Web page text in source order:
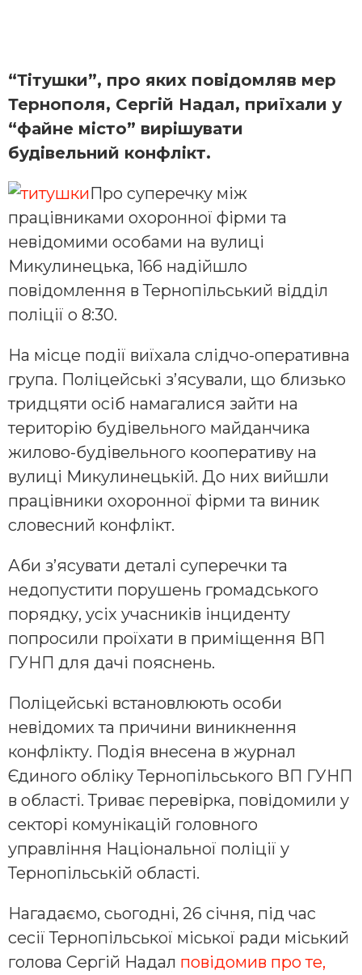
“Тітушки”, про яких повідомляв мер
Тернополя, Сергій Надал, приїхали у
“файне місто” вирішувати
будівельний конфлікт.
Про суперечку між
працівниками охоронної фірми та
невідомими особами на вулиці
Микулинецька, 166 надійшло
повідомлення в Тернопільський відділ
поліції о 8:30.
На місце події виїхала слідчо-оперативна
група. Поліцейські з’ясували, що близько
тридцяти осіб намагалися зайти на
територію будівельного майданчика
жилово-будівельного кооперативу на
вулиці Микулинецькій. До них вийшли
працівники охоронної фірми та виник
словесний конфлікт.
Аби з’ясувати деталі суперечки та
недопустити порушень громадського
порядку, усіх учасників інциденту
попросили проїхати в приміщення ВП
ГУНП для дачі пояснень.
Поліцейські встановлюють особи
невідомих та причини виникнення
конфлікту. Подія внесена в журнал
Єдиного обліку Тернопільського ВП ГУНП
в області. Триває перевірка, повідомили у
секторі комунікацій головного
управління Національної поліції у
Тернопільській області.
Нагадаємо, сьогодні, 26 січня, під час
сесії Тернопільської міської ради міський
голова Сергій Надал повідомив про те,